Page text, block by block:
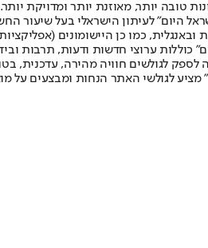
טובה יותר, מאוזנת יותר ומדויקת
המודפסת הראשונה פורסמה ב-30 ביולי 2007, וב-2010
ערוצי חדשות ודעות, תרבות
לספק לגולשים חוויה מהירה,
לגולשי האתר הנחות ומבצעים על